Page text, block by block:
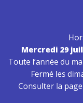
Mercredi 29
Toute l’année du
Fermé les
Consulter la